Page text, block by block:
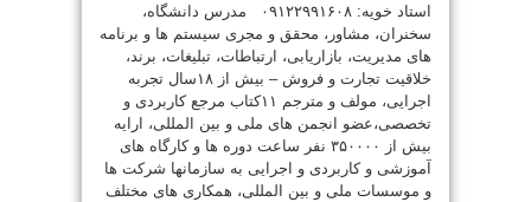
استاد خویه: ۰۹۱۲۲۹۹۱۶۰۸ مدرس دانشگاه،
سخنران، مشاور، محقق و مجری سیستم ها و برنامه
های مدیریت، بازاریابی، ارتباطات، تبلیغات، برند،
خلاقیت تجارت و فروش – بیش از ۱۸سال تجربه
اجرایی، مولف و مترجم ۱۱کتاب مرجع کاربردی و
تخصصی،عضو انجمن های ملی و بین المللی، ارایه
بیش از ۳۵۰۰۰۰ نفر ساعت دوره ها و کارگاه های
آموزشی و کاربردی و اجرایی به سازمانها شرکت ها
و موسسات ملی و بین المللی، همکاری های مختلف